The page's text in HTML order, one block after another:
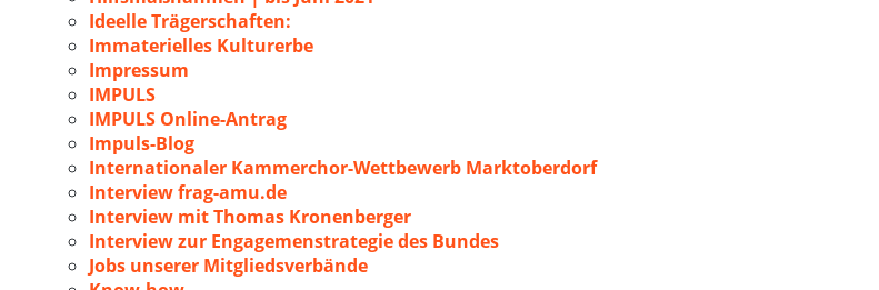
Ideelle Trägerschaften:
Immaterielles Kulturerbe
Impressum
IMPULS
IMPULS Online-Antrag
Impuls-Blog
Internationaler Kammerchor-Wettbewerb Marktoberdorf
Interview frag-amu.de
Interview mit Thomas Kronenberger
Interview zur Engagemenstrategie des Bundes
Jobs unserer Mitgliedsverbände